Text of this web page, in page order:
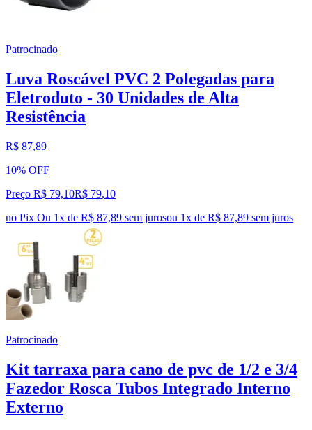
Patrocinado
Luva Roscável PVC 2 Polegadas para
Eletroduto - 30 Unidades de Alta
Resistência
R$ 87,89
10% OFF
Preço R$ 79,10R$ 79,10
no Pix Ou 1x de R$ 87,89 sem jurosou 1x de R$ 87,89 sem juros
Patrocinado
Kit tarraxa para cano de pvc de 1/2 e 3/4
Fazedor Rosca Tubos Integrado Interno
Externo